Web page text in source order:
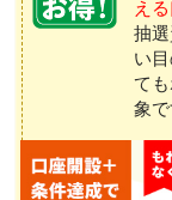
え
抽
い
て
象